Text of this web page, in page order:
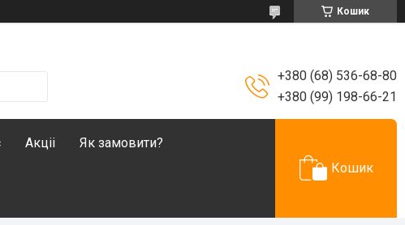
Кошик
+380 (68) 536-68-80
+380 (99) 198-66-21
Акціі Як замовити?
Кошик